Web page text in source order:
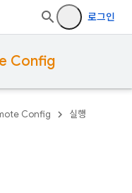
로그인
Config
Config 실행